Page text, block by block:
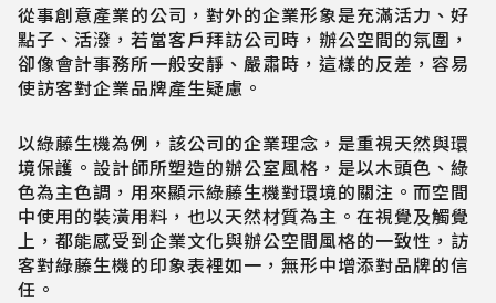
從事創意產業的公司，對外的企業形象是充滿活力、好
點子、活潑，若當客戶拜訪公司時，辦公空間的氛圍，
卻像會計事務所一般安靜、嚴肅時，這樣的反差，容易
使訪客對企業品牌產生疑慮。
以綠藤生機為例，該公司的企業理念，是重視天然與環
境保護。設計師所塑造的辦公室風格，是以木頭色、綠
色為主色調，用來顯示綠藤生機對環境的關注。而空間
中使用的裝潢用料，也以天然材質為主。在視覺及觸覺
上，都能感受到企業文化與辦公空間風格的一致性，訪
客對綠藤生機的印象表裡如一，無形中增添對品牌的信
任。